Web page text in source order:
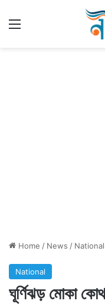
Home / News / National
National
ঘূর্ণিঝড় মোকা